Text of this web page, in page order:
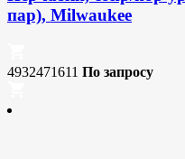
пар), Milwaukee
4932471611 По запросу